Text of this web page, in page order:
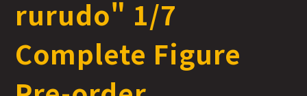
rurudo" 1/7
Complete Figure